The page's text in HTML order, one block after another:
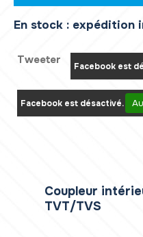
En stock : expédition
Tweeter Facebook est
Facebook est désactivé.
Coupleur
TVT/TVS